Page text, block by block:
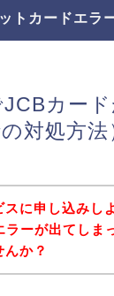
トカードエラ
カー
対処方法
に申し込みし
ーが出てしま
か？